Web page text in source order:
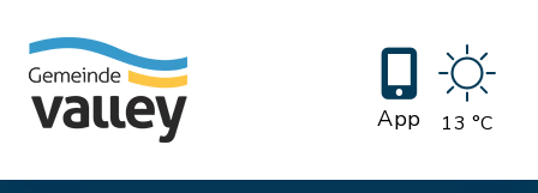
App 13 °C